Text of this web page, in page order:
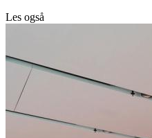
Les også